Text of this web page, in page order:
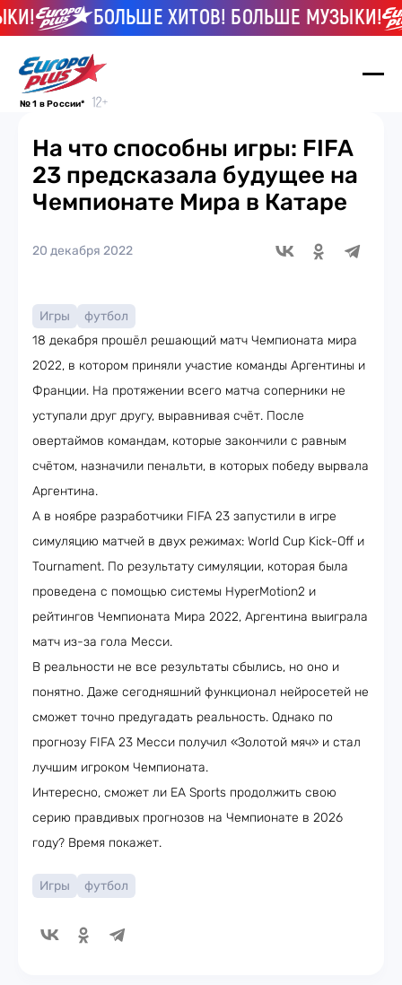
БОЛЬШЕ ХИТОВ! БОЛЬШЕ МУЗЫКИ!
№ 1 в России*
На что способны игры: FIFA
23 предсказала будущее на
Чемпионате Мира в Катаре
20 декабря 2022
Игры
футбол
18 декабря прошёл решающий матч Чемпионата мира
2022, в котором приняли участие команды Аргентины и
Франции. На протяжении всего матча соперники не
уступали друг другу, выравнивая счёт. После
овертаймов командам, которые закончили с равным
счётом, назначили пенальти, в которых победу вырвала
Аргентина.
А в ноябре разработчики FIFA 23 запустили в игре
симуляцию матчей в двух режимах: World Cup Kick-Off и
Tournament. По результату симуляции, которая была
проведена с помощью системы HyperMotion2 и
рейтингов Чемпионата Мира 2022, Аргентина выиграла
матч из-за гола Месси.
В реальности не все результаты сбылись, но оно и
понятно. Даже сегодняшний функционал нейросетей не
сможет точно предугадать реальность. Однако по
прогнозу FIFA 23 Месси получил «Золотой мяч» и стал
лучшим игроком Чемпионата.
Интересно, сможет ли EA Sports продолжить свою
серию правдивых прогнозов на Чемпионате в 2026
году? Время покажет.
Игры футбол